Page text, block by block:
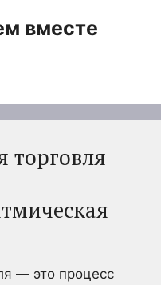
вместе
торговля
— это процесс